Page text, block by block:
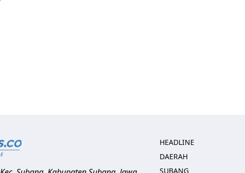
HEADLINE
DAERAH
SUBANG